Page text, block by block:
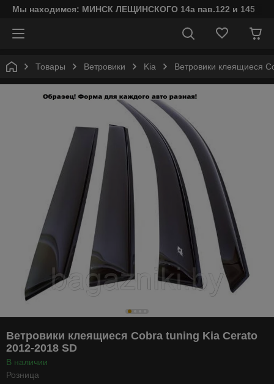
Мы находимся: МИНСК ЛЕЩИНСКОГО 14а пав.122 и 145
Товары Ветровики Kia Ветровики клеящиеся
Ветровики клеящиеся Cobra tuning Kia Cerato
2012-2018 SD
В наличии
Розница